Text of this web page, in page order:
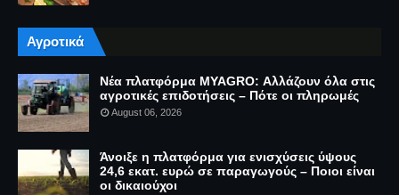
Αγροτικά
Νέα πλατφόρμα MYAGRO: Αλλάζουν όλα στις
αγροτικές επιδοτήσεις – Πότε οι πληρωμές
August 06, 2026
Άνοιξε η πλατφόρμα για ενισχύσεις ύψους
24,6 εκατ. ευρώ σε παραγωγούς – Ποιοι είναι
οι δικαιούχοι